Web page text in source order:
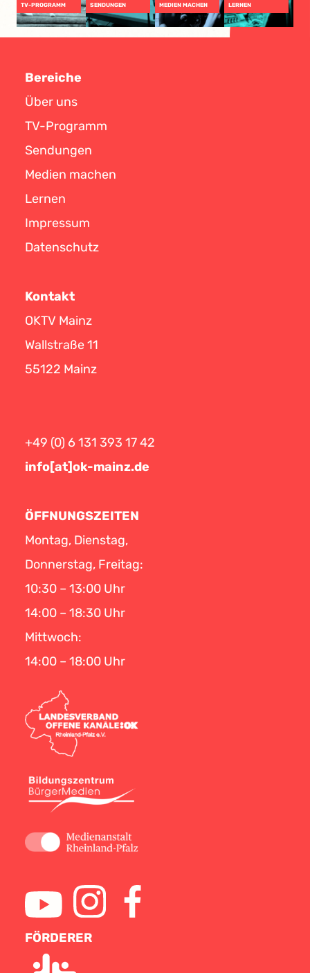
TV-PROGRAMM SENDUNGEN MEDIEN MACHEN LERNEN
Bereiche
Über uns
TV-Programm
Sendungen
Medien machen
Lernen
Impressum
Datenschutz
Kontakt
OKTV Mainz
Wallstraße 11
55122 Mainz
+49 (0) 6 131 393 17 42
info[at]ok-mainz.de
ÖFFNUNGSZEITEN
Montag, Dienstag,
Donnerstag, Freitag:
10:30 – 13:00 Uhr
14:00 – 18:30 Uhr
Mittwoch:
14:00 – 18:00 Uhr
FÖRDERER